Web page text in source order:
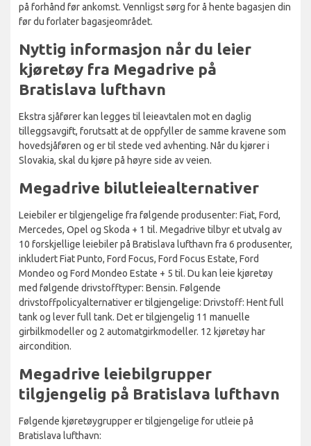
på forhånd før ankomst. Vennligst sørg for å hente bagasjen din
før du forlater bagasjeområdet.
Nyttig informasjon når du leier
kjøretøy fra Megadrive på
Bratislava lufthavn
Ekstra sjåfører kan legges til leieavtalen mot en daglig
tilleggsavgift, forutsatt at de oppfyller de samme kravene som
hovedsjåføren og er til stede ved avhenting. Når du kjører i
Slovakia, skal du kjøre på høyre side av veien.
Megadrive bilutleiealternativer
Leiebiler er tilgjengelige fra følgende produsenter: Fiat, Ford,
Mercedes, Opel og Skoda + 1 til. Megadrive tilbyr et utvalg av
10 forskjellige leiebiler på Bratislava lufthavn fra 6 produsenter,
inkludert Fiat Punto, Ford Focus, Ford Focus Estate, Ford
Mondeo og Ford Mondeo Estate + 5 til. Du kan leie kjøretøy
med følgende drivstofftyper: Bensin. Følgende
drivstoffpolicyalternativer er tilgjengelige: Drivstoff: Hent full
tank og lever full tank. Det er tilgjengelig 11 manuelle
girbilkmodeller og 2 automatgirkmodeller. 12 kjøretøy har
aircondition.
Megadrive leiebilgrupper
tilgjengelig på Bratislava lufthavn
Følgende kjøretøygrupper er tilgjengelige for utleie på
Bratislava lufthavn: